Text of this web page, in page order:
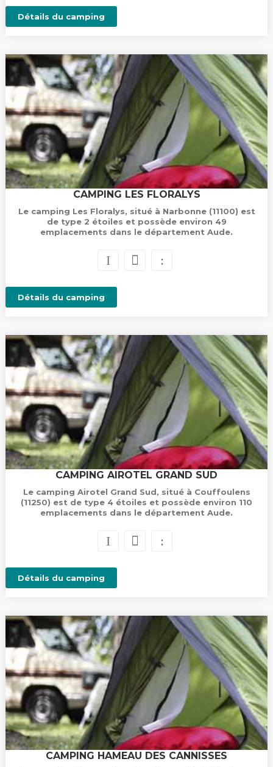
Détails du camping
CAMPING LES FLORALYS
Le camping Les Floralys, situé à Narbonne (11100) est
de type 2 étoiles et possède environ 49
emplacements dans le département Aude.
Détails du camping
CAMPING AIROTEL GRAND SUD
Le camping Airotel Grand Sud, situé à Couffoulens
(11250) est de type 4 étoiles et possède environ 110
emplacements dans le département Aude.
Détails du camping
CAMPING HAMEAU DES CANNISSES